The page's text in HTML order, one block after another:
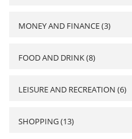
MONEY AND FINANCE (3)
FOOD AND DRINK (8)
LEISURE AND RECREATION (6)
SHOPPING (13)